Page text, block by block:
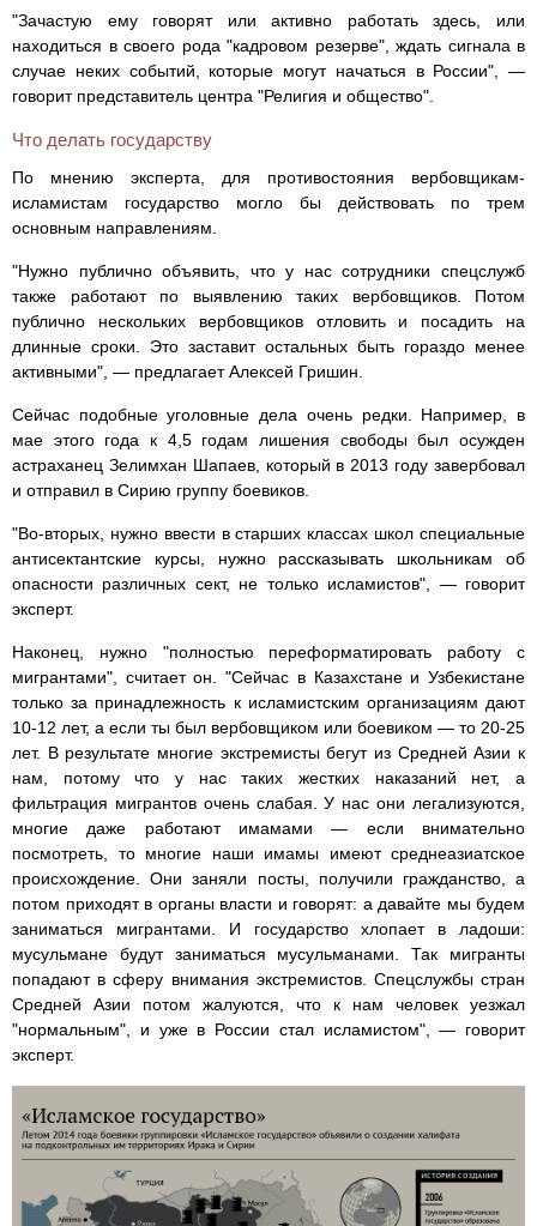
"Зачастую ему говорят или активно работать здесь, или
находиться в своего рода "кадровом резерве", ждать сигнала в
случае неких событий, которые могут начаться в России", —
говорит представитель центра "Религия и общество".
Что делать государству
По мнению эксперта, для противостояния вербовщикам-
исламистам государство могло бы действовать по трем
основным направлениям.
"Нужно публично объявить, что у нас сотрудники спецслужб
также работают по выявлению таких вербовщиков. Потом
публично нескольких вербовщиков отловить и посадить на
длинные сроки. Это заставит остальных быть гораздо менее
активными", — предлагает Алексей Гришин.
Сейчас подобные уголовные дела очень редки. Например, в
мае этого года к 4,5 годам лишения свободы был осужден
астраханец Зелимхан Шапаев, который в 2013 году завербовал
и отправил в Сирию группу боевиков.
"Во-вторых, нужно ввести в старших классах школ специальные
антисектантские курсы, нужно рассказывать школьникам об
опасности различных сект, не только исламистов", — говорит
эксперт.
Наконец, нужно "полностью переформатировать работу с
мигрантами", считает он. "Сейчас в Казахстане и Узбекистане
только за принадлежность к исламистским организациям дают
10-12 лет, а если ты был вербовщиком или боевиком — то 20-25
лет. В результате многие экстремисты бегут из Средней Азии к
нам, потому что у нас таких жестких наказаний нет, а
фильтрация мигрантов очень слабая. У нас они легализуются,
многие даже работают имамами — если внимательно
посмотреть, то многие наши имамы имеют среднеазиатское
происхождение. Они заняли посты, получили гражданство, а
потом приходят в органы власти и говорят: а давайте мы будем
заниматься мигрантами. И государство хлопает в ладоши:
мусульмане будут заниматься мусульманами. Так мигранты
попадают в сферу внимания экстремистов. Спецслужбы стран
Средней Азии потом жалуются, что к нам человек уезжал
"нормальным", и уже в России стал исламистом", — говорит
эксперт.